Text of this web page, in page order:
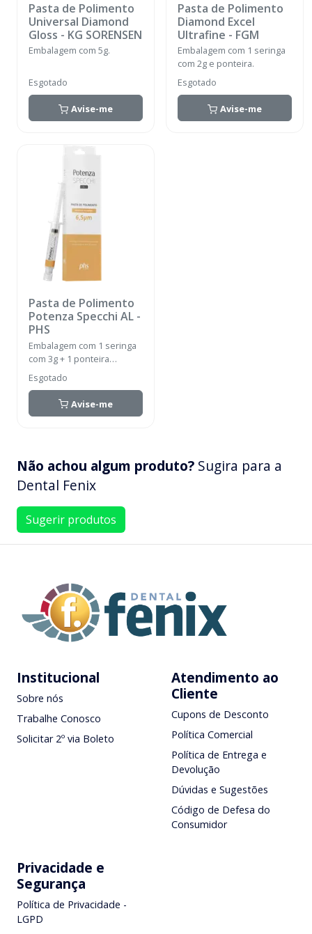
Pasta de Polimento
Universal Diamond
Gloss - KG SORENSEN
Embalagem com 5g.
Esgotado
Avise-me
Pasta de Polimento
Diamond Excel
Ultrafine - FGM
Embalagem com 1 seringa
com 2g e ponteira.
Esgotado
Avise-me
Pasta de Polimento
Potenza Specchi AL -
PHS
Embalagem com 1 seringa
com 3g + 1 ponteira
aplicadora + Instruções de
uso.
Esgotado
Avise-me
Não achou algum produto? Sugira para a
Dental Fenix
Sugerir produtos
Institucional
Sobre nós
Trabalhe Conosco
Solicitar 2º via Boleto
Atendimento ao
Cliente
Cupons de Desconto
Política Comercial
Política de Entrega e
Devolução
Dúvidas e Sugestões
Código de Defesa do
Consumidor
Privacidade e
Segurança
Política de Privacidade -
LGPD